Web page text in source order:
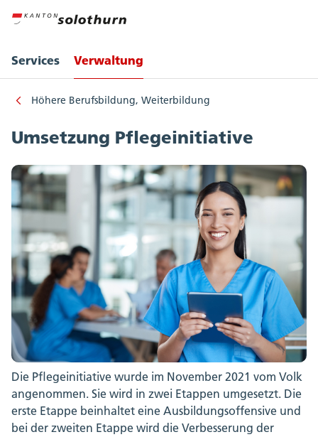
Services Verwaltung
Höhere Berufsbildung, Weiterbildung
Umsetzung Pflegeinitiative
Die Pflegeinitiative wurde im November 2021 vom Volk
angenommen. Sie wird in zwei Etappen umgesetzt. Die
erste Etappe beinhaltet eine Ausbildungsoffensive und
bei der zweiten Etappe wird die Verbesserung der